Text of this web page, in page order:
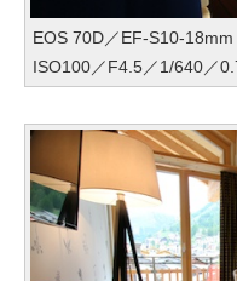
EOS 70D／EF-S10-
ISO100／F4.5／1/640／